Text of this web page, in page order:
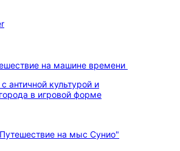
на машине времени
античной культурой и
в игровой форме